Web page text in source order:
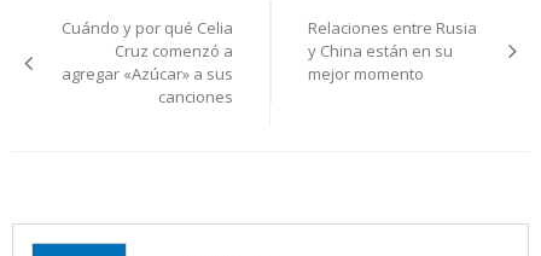
de
entradas
Cuándo y por qué Celia
Cruz comenzó a
agregar «Azúcar» a sus
canciones
Relaciones entre Rusia
y China están en su
mejor momento